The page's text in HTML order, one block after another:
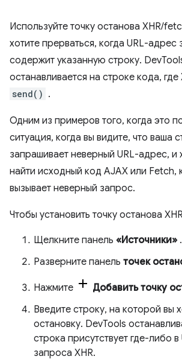
Используйте точку останова XHR/
хотите прерваться, когда URL-адрес
содержит указанную строку.
останавливается на строке кода, где
send() .
Одним из примеров того, когда это
ситуация, когда вы видите, что ваша
запрашивает неверный URL-адрес, и
найти исходный код AJAX или Fetch,
вызывает неверный запрос.
Чтобы установить точку останова
Щелкните панель «Источники» .
Разверните панель точек
Нажмите Добавить точку
Введите строку, на которой вы
остановку. DevTools
строка присутствует где-либо
запроса XHR.